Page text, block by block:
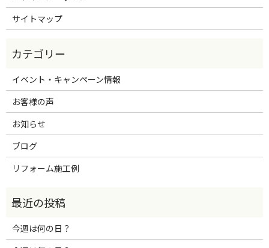
サイトマップ
イベント・キャンペーン情報
お客様の声
お知らせ
ブログ
リフォーム施工例
今週は何の日？